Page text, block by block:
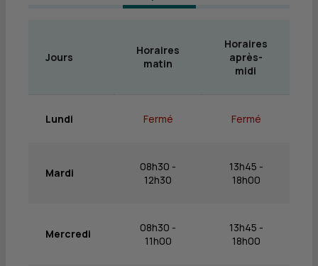
Jours
Horaires
matin
Horaires
après-
midi
Lundi Fermé Fermé
Mardi
08h30 -
12h30
13h45 -
18h00
Mercredi
08h30 -
11h00
13h45 -
18h00